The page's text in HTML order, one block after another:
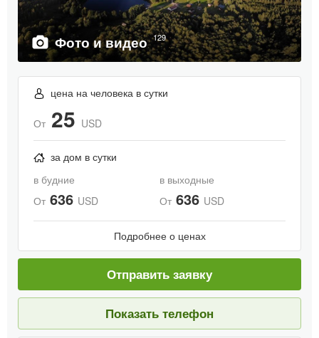
Фото и видео 129
цена на человека в сутки
От 25 USD
за дом в сутки
в будние
От 636 USD
в выходные
От 636 USD
Подробнее о ценах
Отправить заявку
Показать телефон